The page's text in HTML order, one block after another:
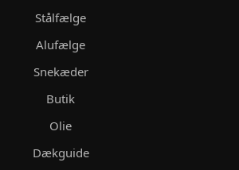
Stålfælge
Alufælge
Snekæder
Butik
Olie
Dækguide